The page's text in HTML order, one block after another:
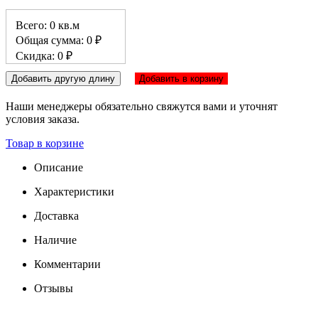
Всего: 0 кв.м
Общая сумма: 0 ₽
Скидка: 0 ₽
Добавить другую длину Добавить в корзину
Наши менеджеры обязательно свяжутся вами и уточнят
условия заказа.
Товар в корзине
Описание
Характеристики
Доставка
Наличие
Комментарии
Отзывы